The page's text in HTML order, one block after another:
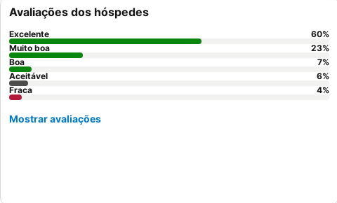
Avaliações dos hóspedes
Excelente 60%
Muito boa
23%
Boa
7%
Aceitável
6%
Fraca
4%
Mostrar avaliações